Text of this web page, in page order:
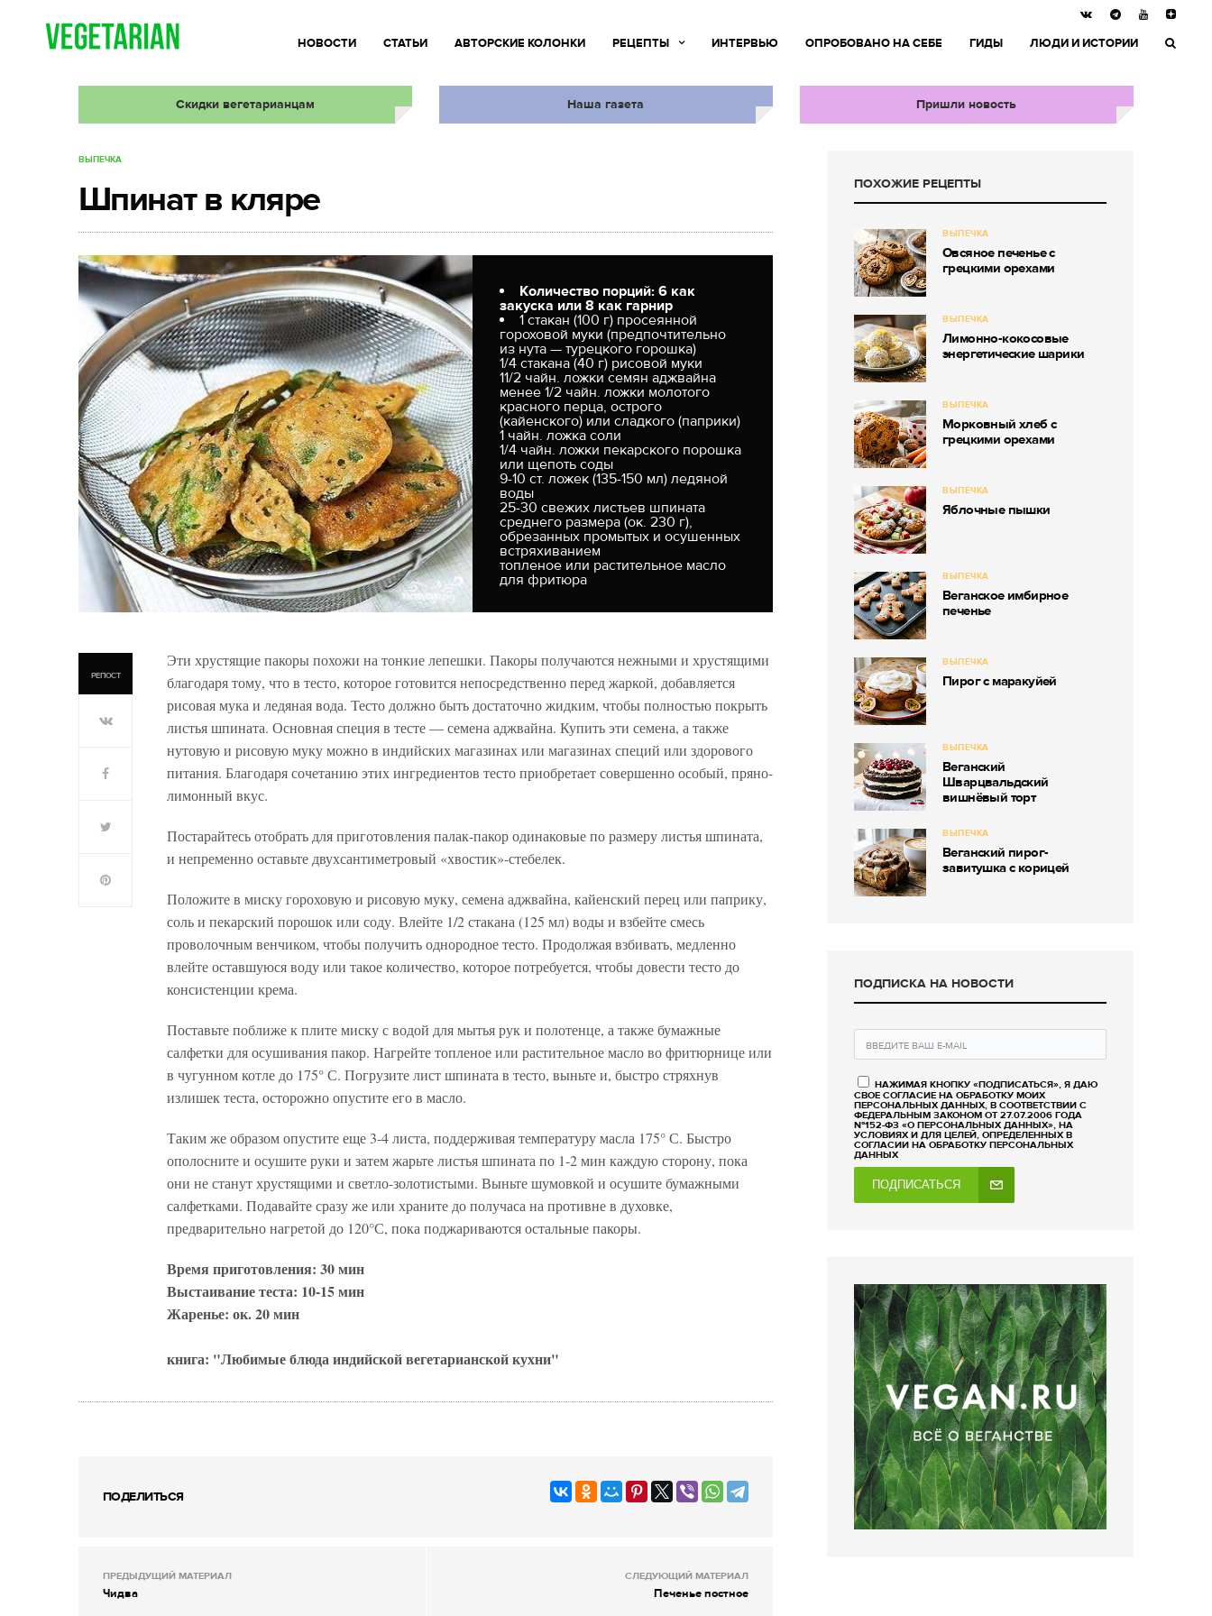
НОВОСТИ СТАТЬИ АВТОРСКИЕ КОЛОНКИ РЕЦЕПТЫ ИНТЕРВЬЮ ОПРОБОВАНО НА СЕБЕ ГИДЫ ЛЮДИ И ИСТОРИИ
Скидки вегетарианцам Наша газета Пришли новость
ВЫПЕЧКА
Шпинат в кляре
Количество порций: 6 как
закуска или 8 как гарнир
1 стакан (100 г) просеянной
гороховой муки (предпочтительно
из нута — турецкого горошка)
1/4 стакана (40 г) рисовой муки
11/2 чайн. ложки семян аджвайна
менее 1/2 чайн. ложки молотого
красного перца, острого
(кайенского) или сладкого (паприки)
1 чайн. ложка соли
1/4 чайн. ложки пекарского порошка
или щепоть соды
9-10 ст. ложек (135-150 мл) ледяной
воды
25-30 свежих листьев шпината
среднего размера (ок. 230 г),
обрезанных промытых и осушенных
встряхиванием
топленое или растительное масло
для фритюра
РЕПОСТ
Эти хрустящие пакоры похожи на тонкие лепешки. Пакоры получаются нежными и хрустящими
благодаря тому, что в тесто, которое готовится непосредственно перед жаркой, добавляется
рисовая мука и ледяная вода. Тесто должно быть достаточно жидким, чтобы полностью покрыть
листья шпината. Основная специя в тесте — семена аджвайна. Купить эти семена, а также
нутовую и рисовую муку можно в индийских магазинах или магазинах специй или здорового
питания. Благодаря сочетанию этих ингредиентов тесто приобретает совершенно особый, пряно-
лимонный вкус.
Постарайтесь отобрать для приготовления палак-пакор одинаковые по размеру листья шпината,
и непременно оставьте двухсантиметровый «хвостик»-стебелек.
Положите в миску гороховую и рисовую муку, семена аджвайна, кайенский перец или паприку,
соль и пекарский порошок или соду. Влейте 1/2 стакана (125 мл) воды и взбейте смесь
проволочным венчиком, чтобы получить однородное тесто. Продолжая взбивать, медленно
влейте оставшуюся воду или такое количество, которое потребуется, чтобы довести тесто до
консистенции крема.
Поставьте поближе к плите миску с водой для мытья рук и полотенце, а также бумажные
салфетки для осушивания пакор. Нагрейте топленое или растительное масло во фритюрнице или
в чугунном котле до 175° С. Погрузите лист шпината в тесто, выньте и, быстро стряхнув
излишек теста, осторожно опустите его в масло.
Таким же образом опустите еще 3-4 листа, поддерживая температуру масла 175° С. Быстро
ополосните и осушите руки и затем жарьте листья шпината по 1-2 мин каждую сторону, пока
они не станут хрустящими и светло-золотистыми. Выньте шумовкой и осушите бумажными
салфетками. Подавайте сразу же или храните до получаса на противне в духовке,
предварительно нагретой до 120°С, пока поджариваются остальные пакоры.
Время приготовления: 30 мин
Выстаивание теста: 10-15 мин
Жаренье: ок. 20 мин
книга: "Любимые блюда индийской вегетарианской кухни"
ПОДЕЛИТЬСЯ
ПРЕДЫДУЩИЙ МАТЕРИАЛ
Чидва
СЛЕДУЮЩИЙ МАТЕРИАЛ
Печенье постное
ПОХОЖИЕ РЕЦЕПТЫ
ВЫПЕЧКА
Овсяное печенье с
грецкими орехами
ВЫПЕЧКА
Лимонно-кокосовые
энергетические шарики
ВЫПЕЧКА
Морковный хлеб с
грецкими орехами
ВЫПЕЧКА
Яблочные пышки
ВЫПЕЧКА
Веганское имбирное
печенье
ВЫПЕЧКА
Пирог с маракуйей
ВЫПЕЧКА
Веганский
Шварцвальдский
вишнёвый торт
ВЫПЕЧКА
Веганский пирог-
завитушка с корицей
ПОДПИСКА НА НОВОСТИ
НАЖИМАЯ КНОПКУ «ПОДПИСАТЬСЯ», Я ДАЮ
СВОЕ СОГЛАСИЕ НА ОБРАБОТКУ МОИХ
ПЕРСОНАЛЬНЫХ ДАННЫХ, В СООТВЕТСТВИИ С
ФЕДЕРАЛЬНЫМ ЗАКОНОМ ОТ 27.07.2006 ГОДА
№152-ФЗ «О ПЕРСОНАЛЬНЫХ ДАННЫХ», НА
УСЛОВИЯХ И ДЛЯ ЦЕЛЕЙ, ОПРЕДЕЛЕННЫХ В
СОГЛАСИИ НА ОБРАБОТКУ ПЕРСОНАЛЬНЫХ
ДАННЫХ
ПОДПИСАТЬСЯ